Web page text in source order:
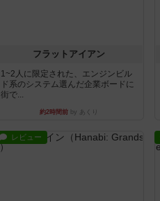
フラットアイアン
1~2人に限定された、エンジンビル
ド系のシステム選んだ企業ボードに
街で...
約2時間前 by あくり
レビュー